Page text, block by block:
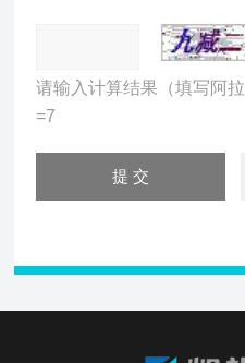
请输入计算结果（填写阿
=7